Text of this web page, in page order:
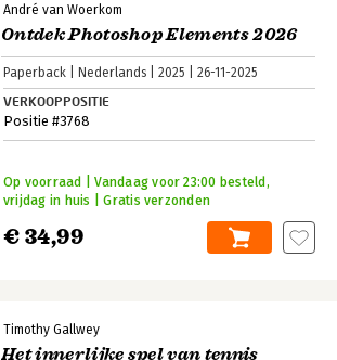
André van Woerkom
Ontdek Photoshop Elements 2026
Paperback Nederlands 2025 26-11-2025
VERKOOPPOSITIE
Positie #3768
€ 34,99
Op voorraad | Vandaag voor 23:00 besteld,
vrijdag in huis | Gratis verzonden
Timothy Gallwey
Het innerlijke spel van tennis